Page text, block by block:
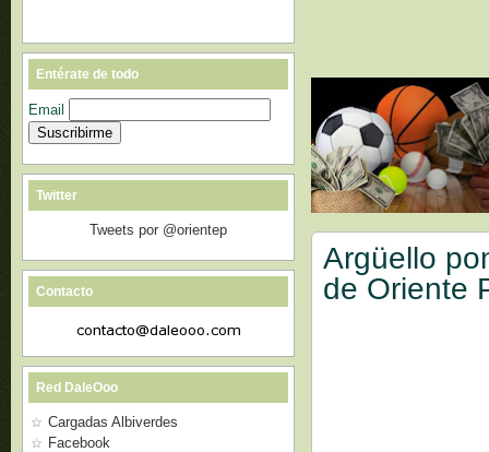
Argüello
de Oriente
Entérate de todo
Email
Twitter
Tweets por @orientep
Contacto
Red DaleOoo
Cargadas Albiverdes
Facebook